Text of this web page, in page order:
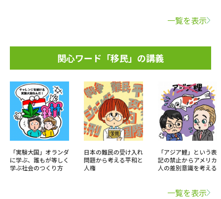
一覧を表示
関心ワード「移民」の講義
「実験大国」オランダ
に学ぶ、誰もが等しく
学ぶ社会のつくり方
日本の難民の受け入れ
問題から考える平和と
人権
「アジア鯉」という表
記の禁止からアメリカ
人の差別意識を考える
一覧を表示